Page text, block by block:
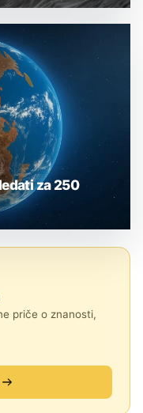
za 250
priče o znanosti,